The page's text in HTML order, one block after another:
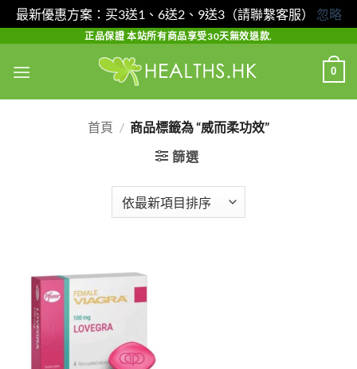
最新優惠方案：买3送1、6送2、9送3（請聯繫客服） 忽略
content
正品保證 本站所有商品享受30天無效退款.
0
首頁 / 商品標籤為 “威而柔功效”
篩選